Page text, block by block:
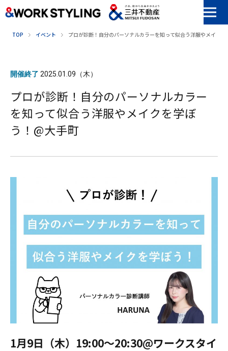
TOP イベント プロが診断！自分のパーソナルカラーを知って似合う洋服やメイク
開催終了 2025.01.09（木）
プロが診断！自分のパーソナルカラー
を知って似合う洋服やメイクを学ぼ
う！@大手町
1月9日（木）19:00〜20:30@ワークスタイ